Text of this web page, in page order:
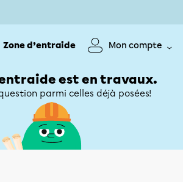
Zone d’entraide Mon compte
est en travaux.
parmi celles déjà posées!